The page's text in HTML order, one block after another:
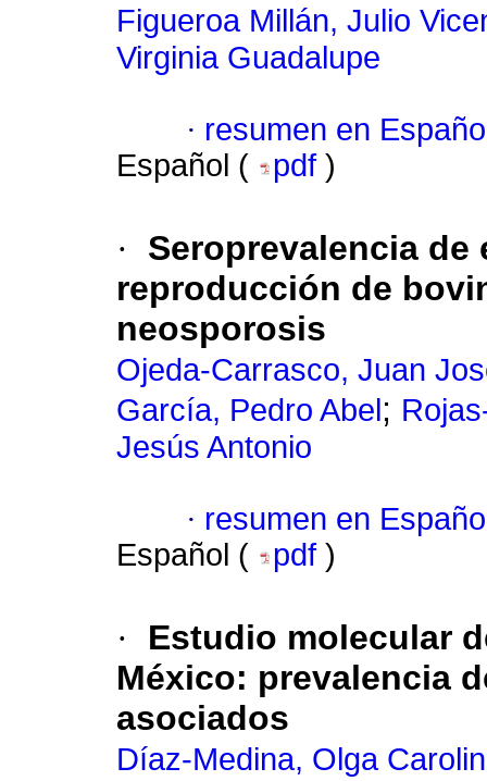
Figueroa Millán, Julio
Virginia Guadalupe
· resumen en
Español (
pdf )
·
Seroprevalencia de
reproducción de
neosporosis
Ojeda-Carrasco, Juan
García, Pedro Abel ;
Jesús Antonio
· resumen en
Español (
pdf )
·
Estudio molecular
México: prevalencia
asociados
Díaz-Medina, Olga